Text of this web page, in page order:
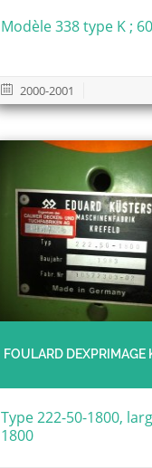
Modèle 338 type K ;
2000-2001
FOULARD DEXPRIMAGE
Type 222-50-1800,
1800